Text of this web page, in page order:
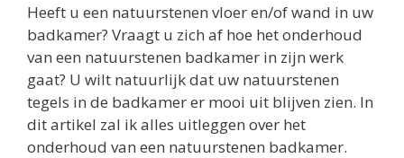
Heeft u een natuurstenen vloer en/of wand in uw
badkamer? Vraagt u zich af hoe het onderhoud
van een natuurstenen badkamer in zijn werk
gaat? U wilt natuurlijk dat uw natuurstenen
tegels in de badkamer er mooi uit blijven zien. In
dit artikel zal ik alles uitleggen over het
onderhoud van een natuurstenen badkamer.